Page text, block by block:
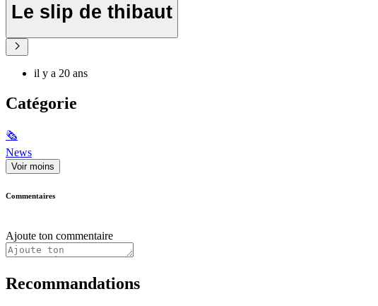
Le slip de thibaut
il y a 20 ans
Catégorie
🗞
News
Voir moins
Commentaires
Ajoute ton commentaire
Recommandations